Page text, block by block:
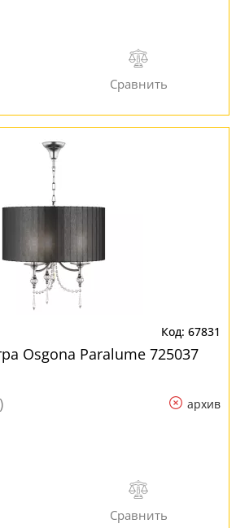
67831
Osgona Paralume 725037
архив